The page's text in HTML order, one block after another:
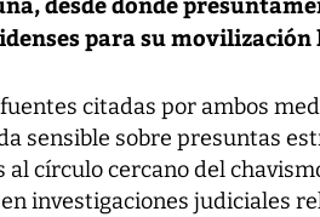
para su movilización
citadas por ambos
sensible sobre presuntas
al círculo cercano del
investigaciones judiciales